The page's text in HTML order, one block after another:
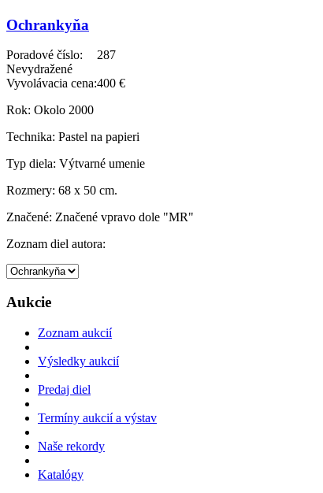
Ochrankyňa
Poradové číslo:
287
Nevydražené
Vyvolávacia cena:400 €
Rok: Okolo 2000
Technika: Pastel na papieri
Typ diela: Výtvarné umenie
Rozmery: 68 x 50 cm.
Značené: Značené vpravo dole "MR"
Zoznam diel autora:
Aukcie
Zoznam aukcií
Výsledky aukcií
Predaj diel
Termíny aukcií a výstav
Naše rekordy
Katalógy